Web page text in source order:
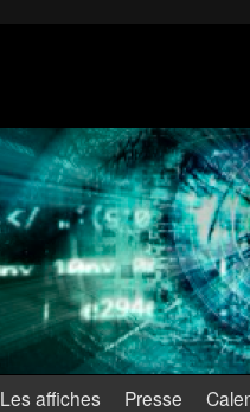
Les affiches Presse